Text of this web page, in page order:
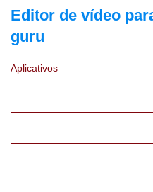
Editor de vídeo
guru
Aplicativos